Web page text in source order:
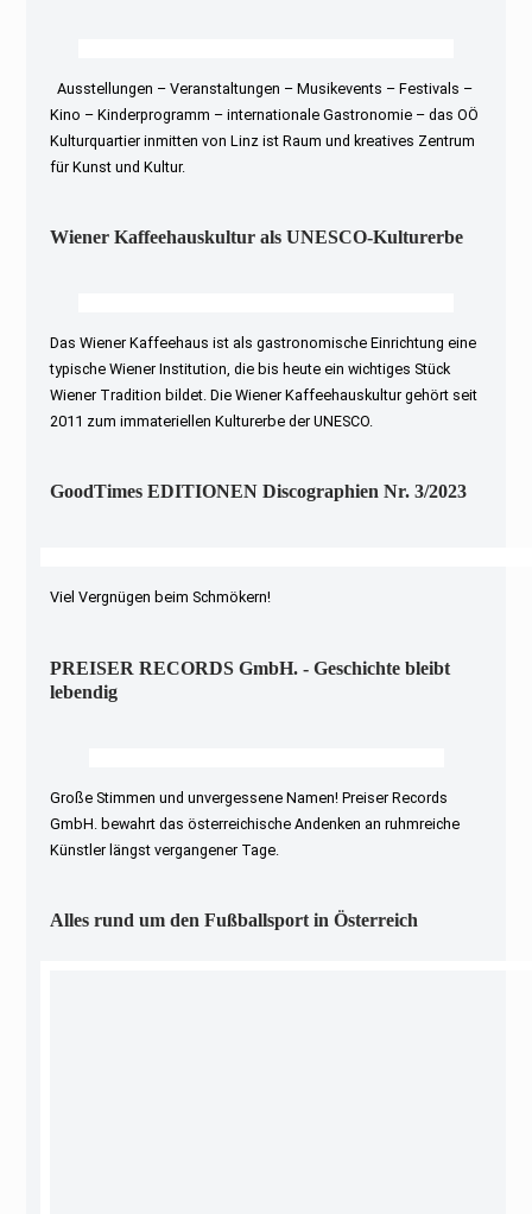
Ausstellungen – Veranstaltungen – Musikevents – Festivals –
Kino – Kinderprogramm – internationale Gastronomie – das OÖ
Kulturquartier inmitten von Linz ist Raum und kreatives Zentrum
für Kunst und Kultur.
Wiener Kaffeehauskultur als UNESCO-Kulturerbe
Das Wiener Kaffeehaus ist als gastronomische Einrichtung eine
typische Wiener Institution, die bis heute ein wichtiges Stück
Wiener Tradition bildet. Die Wiener Kaffeehauskultur gehört seit
2011 zum immateriellen Kulturerbe der UNESCO.
GoodTimes EDITIONEN Discographien Nr. 3/2023
Viel Vergnügen beim Schmökern!
PREISER RECORDS GmbH. - Geschichte bleibt
lebendig
Große Stimmen und unvergessene Namen! Preiser Records
GmbH. bewahrt das österreichische Andenken an ruhmreiche
Künstler längst vergangener Tage.
Alles rund um den Fußballsport in Österreich